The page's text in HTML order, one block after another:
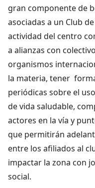
gran componente de
asociadas a un Club
actividad del centro
a alianzas con
organismos
la materia, tener
periódicas sobre el
de vida saludable,
actores en la vía y
que permitirán
entre los afiliados al
impactar la zona con
social.